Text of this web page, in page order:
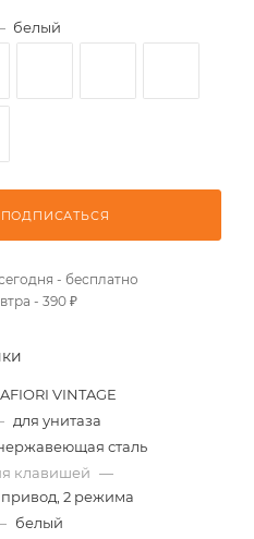
белый
ПОДПИСАТЬСЯ
- бесплатно
- 390 ₽
VINTAGE
для унитаза
сталь
клавишей —
2 режима
белый